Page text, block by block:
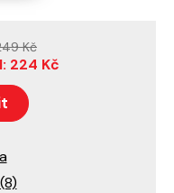
Kč
224 Kč